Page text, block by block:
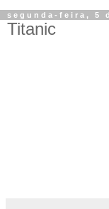
segunda-feira, 5
Titanic